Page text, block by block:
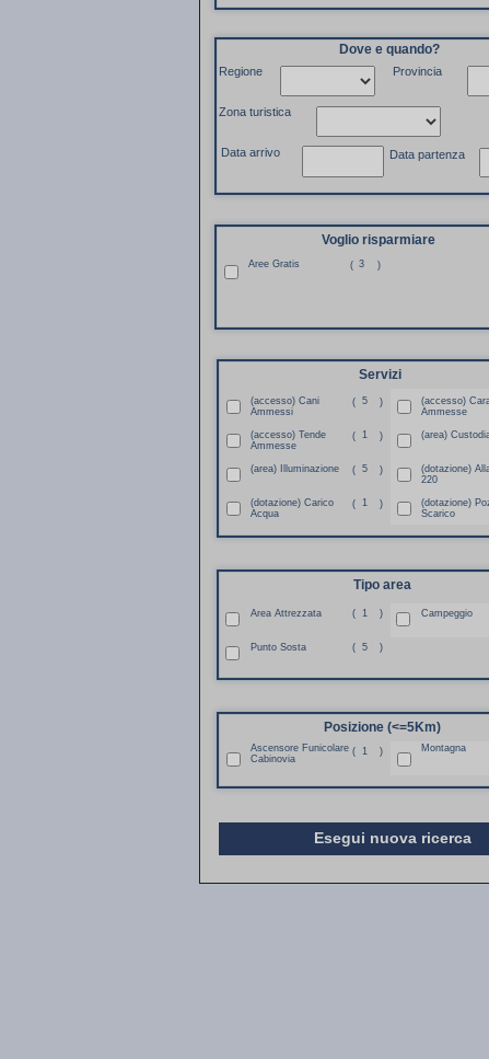
Regione Provincia
Zona turistica
Data partenza
Data arrivo
Dove e quando?
Voglio risparmiare
( 3 )
Aree Gratis
Servizi
(accesso) Cani
Ammessi
( 5 )
(accesso)
Ammesse
(accesso) Tende
Ammesse
( 1 ) (area)
(area) Illuminazione ( 5 )
(dotazione)
220
(dotazione) Carico
Acqua
( 1 )
(dotazione)
Scarico
Tipo area
Area Attrezzata ( 1 ) Campeggio
Punto Sosta ( 5 )
Posizione (<=5Km)
Ascensore Funicolare
Cabinovia
( 1 ) Montagna
Esegui nuova ricerca